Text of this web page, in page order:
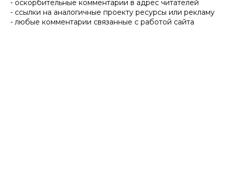
- оскорбительные комментарии в адрес читателей
- ссылки на аналогичные проекту ресурсы или рекламу
- любые комментарии связанные с работой сайта